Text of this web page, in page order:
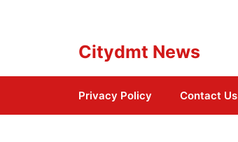
Citydmt News
Privacy Policy Contact Us